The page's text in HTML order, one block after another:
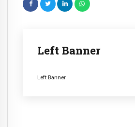
Left Banner
Left Banner